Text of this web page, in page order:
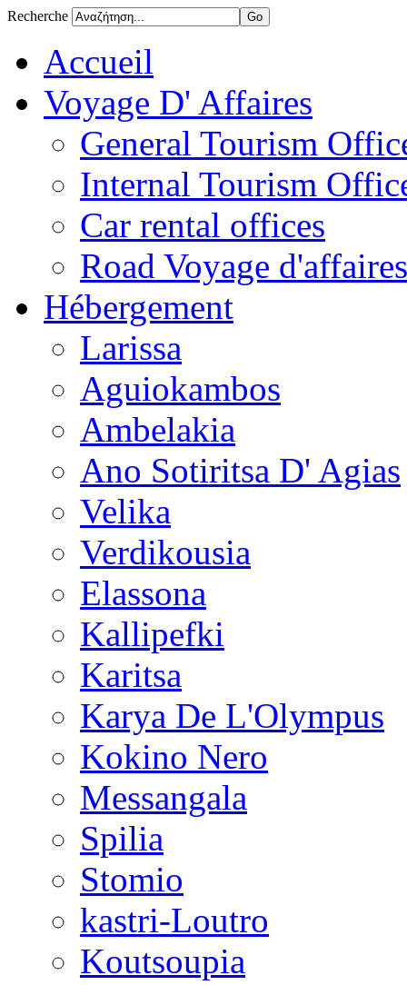
Recherche
Accueil
Voyage D' Affaires
General Tourism
Internal Tourism
Car rental offices
Road Voyage
Hébergement
Larissa
Aguiokambos
Ambelakia
Ano Sotiritsa D' Agias
Velika
Verdikousia
Elassona
Kallipefki
Karitsa
Karya De L'Olympus
Kokino Nero
Messangala
Spilia
Stomio
kastri-Loutro
Koutsoupia